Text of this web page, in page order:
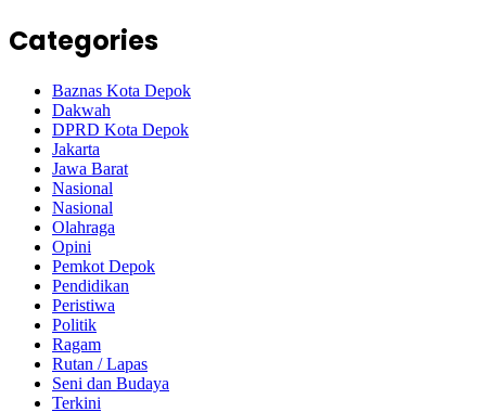
Categories
Baznas Kota Depok
Dakwah
DPRD Kota Depok
Jakarta
Jawa Barat
Nasional
Nasional
Olahraga
Opini
Pemkot Depok
Pendidikan
Peristiwa
Politik
Ragam
Rutan / Lapas
Seni dan Budaya
Terkini